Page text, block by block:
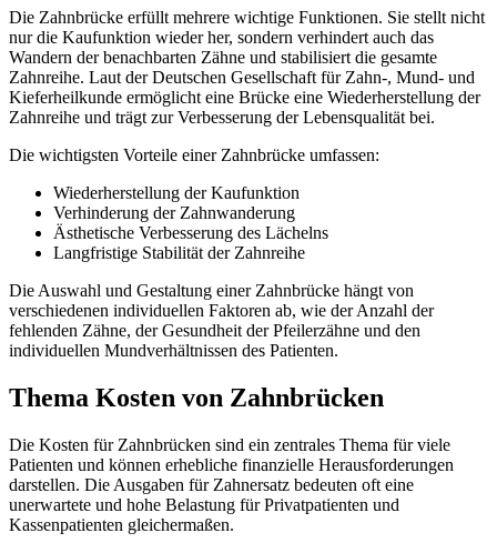
Die Zahnbrücke erfüllt mehrere wichtige Funktionen. Sie stellt nicht
nur die Kaufunktion wieder her, sondern verhindert auch das
Wandern der benachbarten Zähne und stabilisiert die gesamte
Zahnreihe. Laut der Deutschen Gesellschaft für Zahn-, Mund- und
Kieferheilkunde ermöglicht eine Brücke eine Wiederherstellung der
Zahnreihe und trägt zur Verbesserung der Lebensqualität bei.
Die wichtigsten Vorteile einer Zahnbrücke umfassen:
Wiederherstellung der Kaufunktion
Verhinderung der Zahnwanderung
Ästhetische Verbesserung des Lächelns
Langfristige Stabilität der Zahnreihe
Die Auswahl und Gestaltung einer Zahnbrücke hängt von
verschiedenen individuellen Faktoren ab, wie der Anzahl der
fehlenden Zähne, der Gesundheit der Pfeilerzähne und den
individuellen Mundverhältnissen des Patienten.
Thema Kosten von Zahnbrücken
Die Kosten für Zahnbrücken sind ein zentrales Thema für viele
Patienten und können erhebliche finanzielle Herausforderungen
darstellen. Die Ausgaben für Zahnersatz bedeuten oft eine
unerwartete und hohe Belastung für Privatpatienten und
Kassenpatienten gleichermaßen.